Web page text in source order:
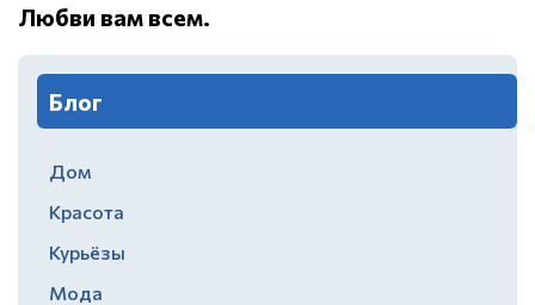
Любви вам всем.
Блог
Дом
Красота
Курьёзы
Мода